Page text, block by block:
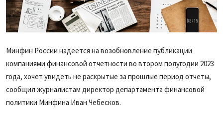
Минфин России надеется на возобновление публикации
компаниями финансовой отчетности во втором полугодии 2023
года, хочет увидеть не раскрытые за прошлые период отчеты,
сообщил журналистам директор департамента финансовой
политики Минфина Иван Чебесков.